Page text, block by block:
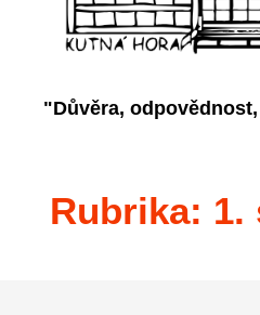
"Důvěra,
Rubrika: 1.